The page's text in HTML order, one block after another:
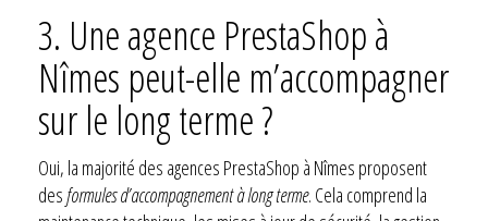
3. Une agence PrestaShop à
Nîmes peut-elle m’accompagner
sur le long terme ?
Oui, la majorité des agences PrestaShop à Nîmes proposent
desformules d’accompagnement à long terme. Cela comprend la